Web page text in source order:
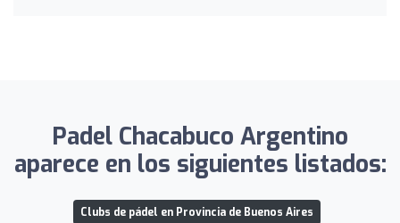
Padel Chacabuco Argentino
aparece en los siguientes listados:
Clubs de pádel en Provincia de Buenos Aires